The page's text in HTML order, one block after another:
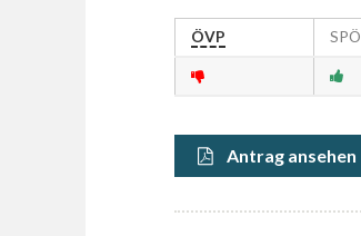
ÖVP SPÖ
Antrag ansehen